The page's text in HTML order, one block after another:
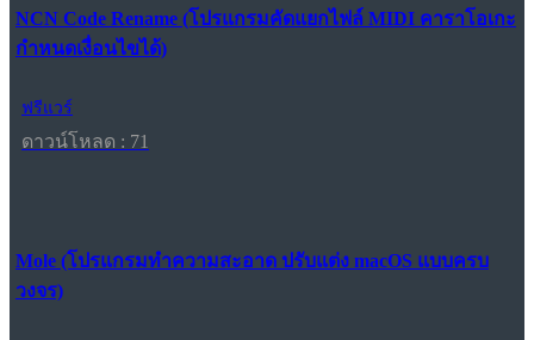
NCN Code Rename (โปรแกรมคัดแยกไฟล์ MIDI คาราโอเกะ
กำหนดเงื่อนไขได้)
ฟรีแวร์
ดาวน์โหลด : 71
Mole (โปรแกรมทำความสะอาด ปรับแต่ง macOS แบบครบ
วงจร)